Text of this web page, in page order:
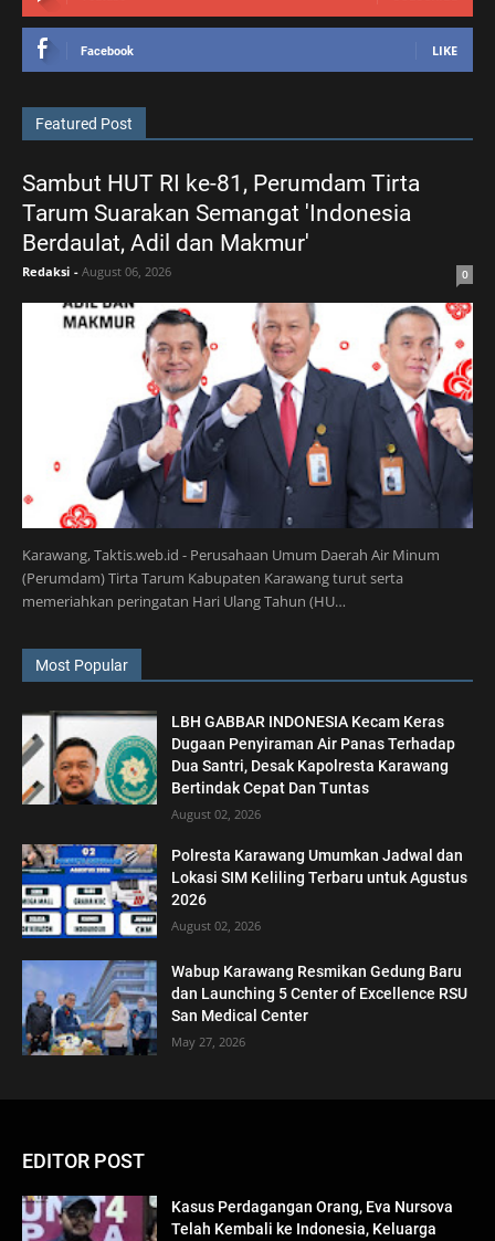
Facebook LIKE
Featured Post
Sambut HUT RI ke-81, Perumdam Tirta
Tarum Suarakan Semangat 'Indonesia
Berdaulat, Adil dan Makmur'
Redaksi - August 06, 2026 0
Karawang, Taktis.web.id - Perusahaan Umum Daerah Air Minum
(Perumdam) Tirta Tarum Kabupaten Karawang turut serta
memeriahkan peringatan Hari Ulang Tahun (HU…
Most Popular
LBH GABBAR INDONESIA Kecam Keras
Dugaan Penyiraman Air Panas Terhadap
Dua Santri, Desak Kapolresta Karawang
Bertindak Cepat Dan Tuntas
August 02, 2026
Polresta Karawang Umumkan Jadwal dan
Lokasi SIM Keliling Terbaru untuk Agustus
2026
August 02, 2026
Wabup Karawang Resmikan Gedung Baru
dan Launching 5 Center of Excellence RSU
San Medical Center
May 27, 2026
EDITOR POST
Kasus Perdagangan Orang, Eva Nursova
Telah Kembali ke Indonesia, Keluarga